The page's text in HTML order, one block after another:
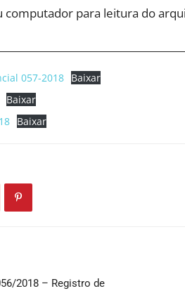
computador para leitura do
057-2018 Baixar
Baixar
Baixar
2018 – Registro de